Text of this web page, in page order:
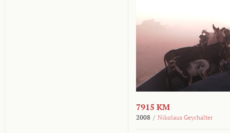
7915 KM
2008 / Nikolaus Geyrhalter